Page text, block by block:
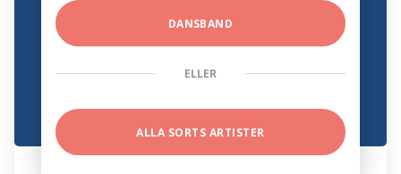
DANSBAND
ELLER
ALLA SORTS ARTISTER